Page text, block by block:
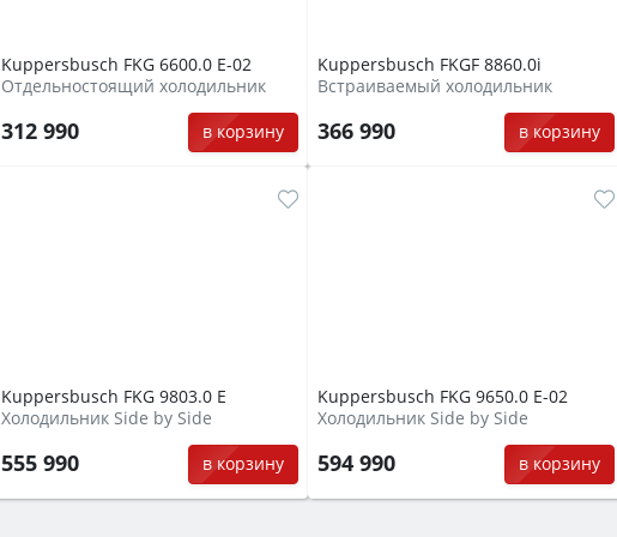
Kuppersbusch FKG 6600.0 E-02
Отдельностоящий холодильник
312 990 в корзину
Kuppersbusch FKGF 8860.0i
Встраиваемый холодильник
366 990 в корзину
Kuppersbusch FKG 9803.0 E
Холодильник Side by Side
555 990 в корзину
Kuppersbusch FKG 9650.0 E-02
Холодильник Side by Side
594 990 в корзину